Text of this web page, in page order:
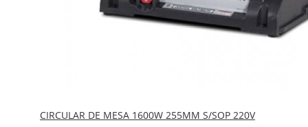
SIERRA CIRCULAR 180MM 900W ECO 220V